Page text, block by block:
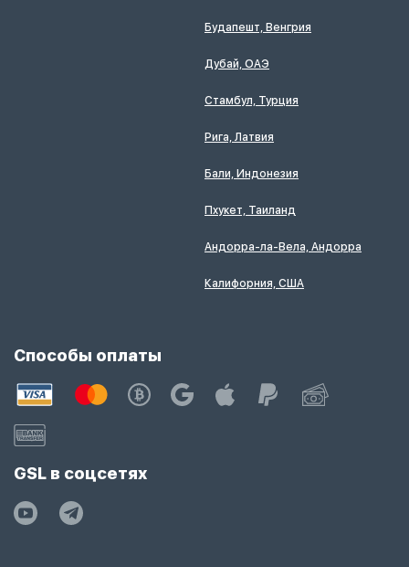
Будапешт, Венгрия
Дубай, ОАЭ
Стамбул, Турция
Рига, Латвия
Бали, Индонезия
Пхукет, Таиланд
Андорра-ла-Вела, Андорра
Калифорния, США
Способы оплаты
GSL в соцсетях